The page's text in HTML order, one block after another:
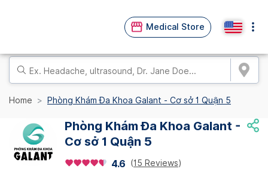
Medical Store
Home Phòng Khám Đa Khoa Galant - Cơ sở 1 Quận 5
Phòng Khám Đa Khoa Galant -
Cơ sở 1 Quận 5
4.6 (15 Reviews)